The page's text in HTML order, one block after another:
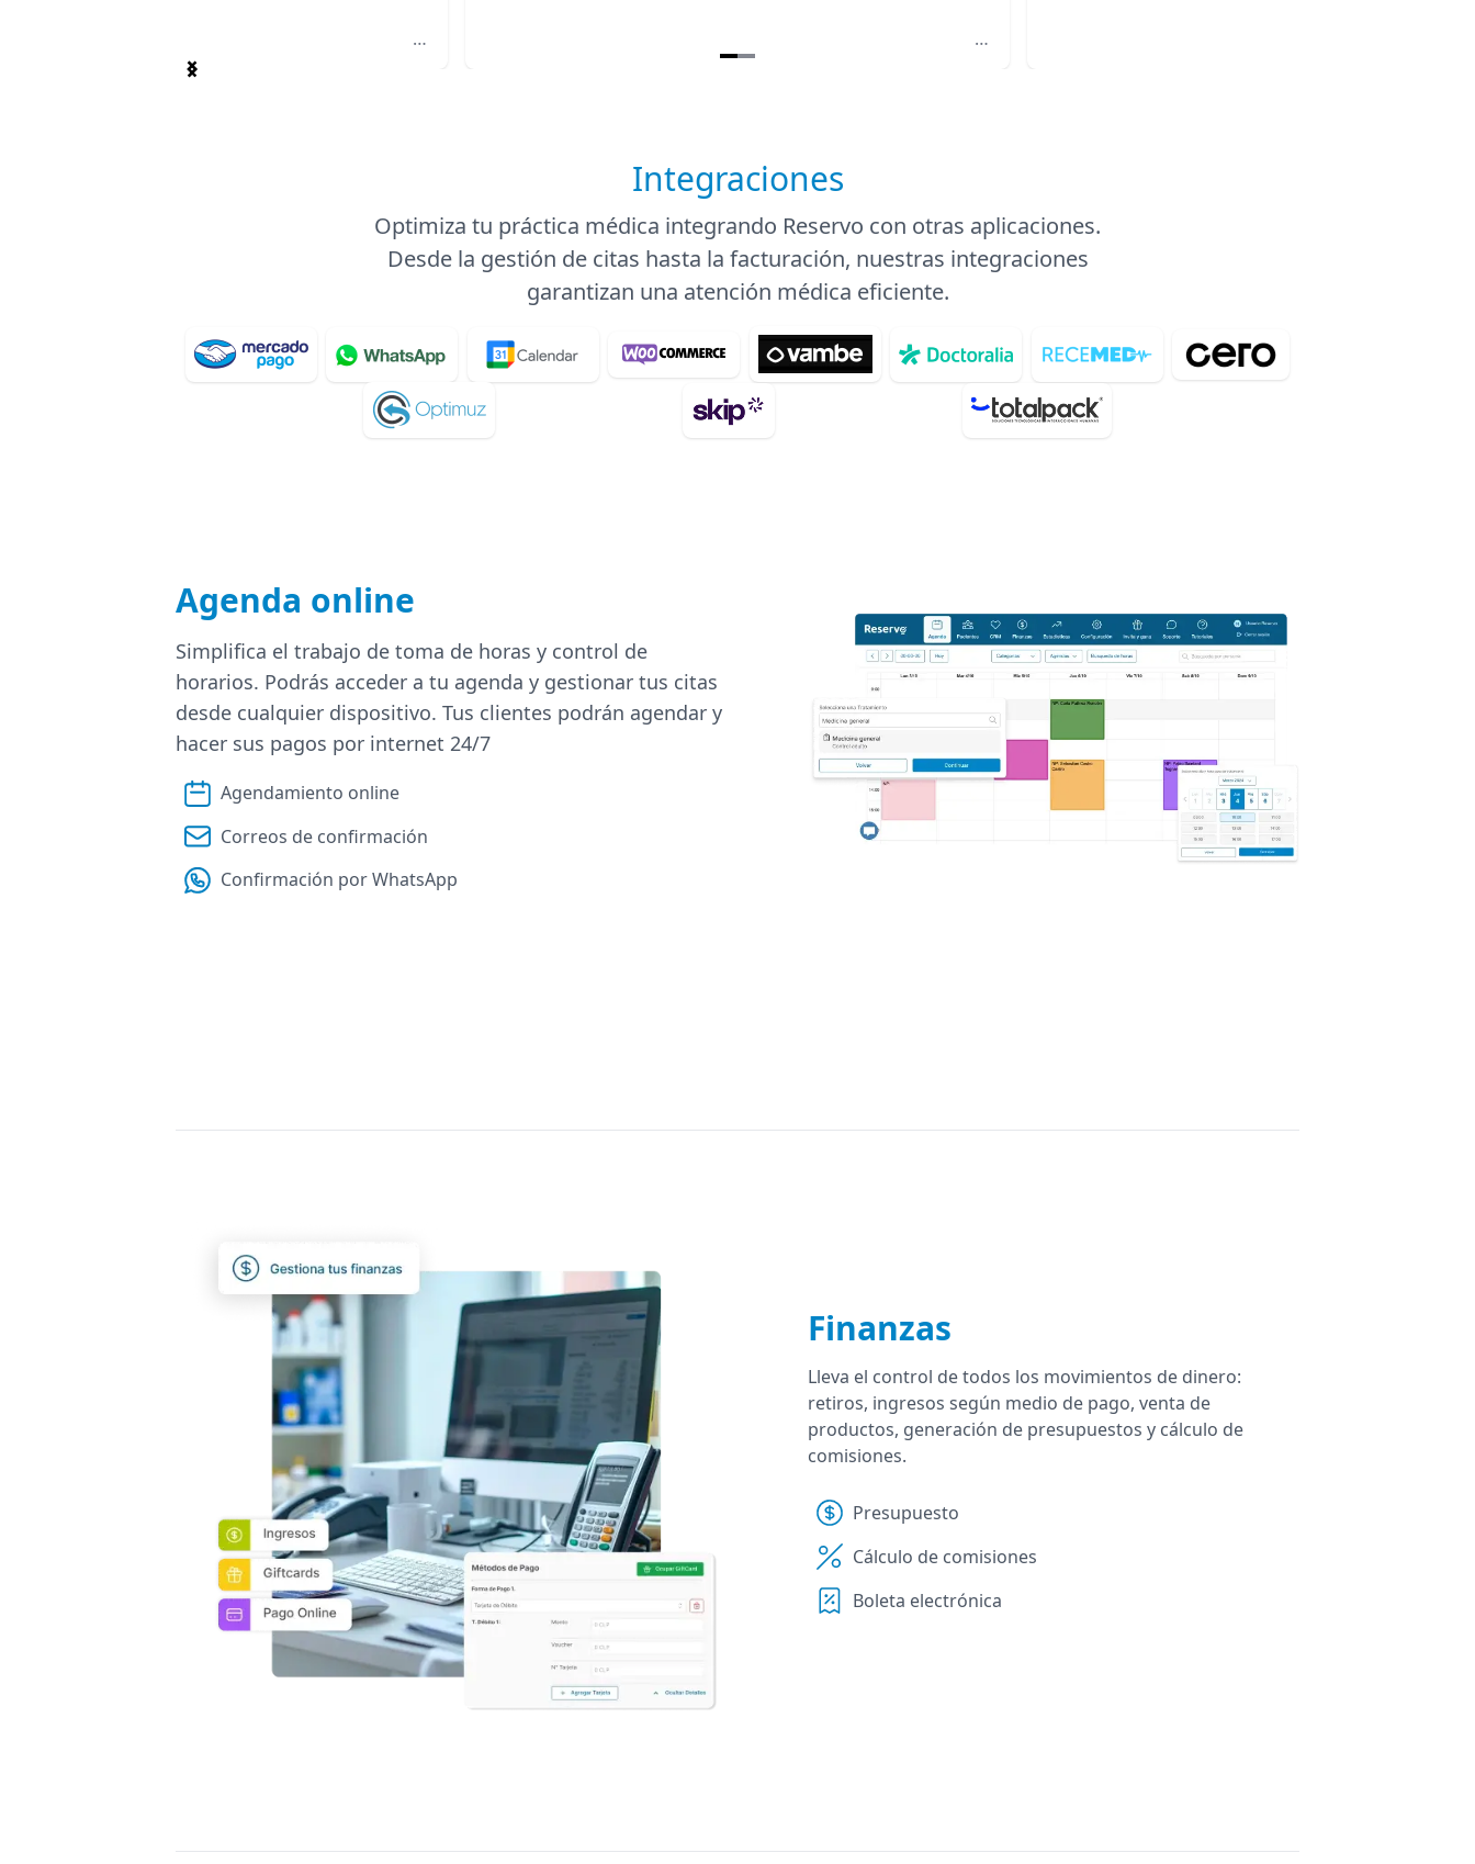
⠀ ⠀ ⠀ ⠀ ⠀ ⠀ ⠀ ⠀ ⠀ ⠀ ⠀ ⠀ ⠀ ⠀ ⠀ ⠀ ⠀ ⠀ ⠀ ⠀ ⠀ ⠀ ⠀ ⠀
⠀ ⠀ ⠀ ⠀ ⠀ ⠀ ⠀ ⠀ ⠀ ⠀ ⠀ ⠀ ⠀ ⠀ ⠀ ⠀ ⠀ ⠀ ⠀ ⠀ ⠀ ⠀ ⠀ ⠀ ⠀ ⠀ ⠀ ⠀ ⠀
Item
Integraciones
Optimiza tu práctica médica integrando Reservo con otras aplicaciones.
Desde la gestión de citas hasta la facturación, nuestras integraciones
garantizan una atención médica eficiente.
Agenda online
Simplifica el trabajo de toma de horas y control de
horarios. Podrás acceder a tu agenda y gestionar tus citas
desde cualquier dispositivo. Tus clientes podrán agendar y
hacer sus pagos por internet 24/7
Agendamiento online
Correos de confirmación
Confirmación por WhatsApp
Finanzas
Lleva el control de todos los movimientos de dinero:
retiros, ingresos según medio de pago, venta de
productos, generación de presupuestos y cálculo de
comisiones.
Presupuesto
Cálculo de comisiones
Boleta electrónica